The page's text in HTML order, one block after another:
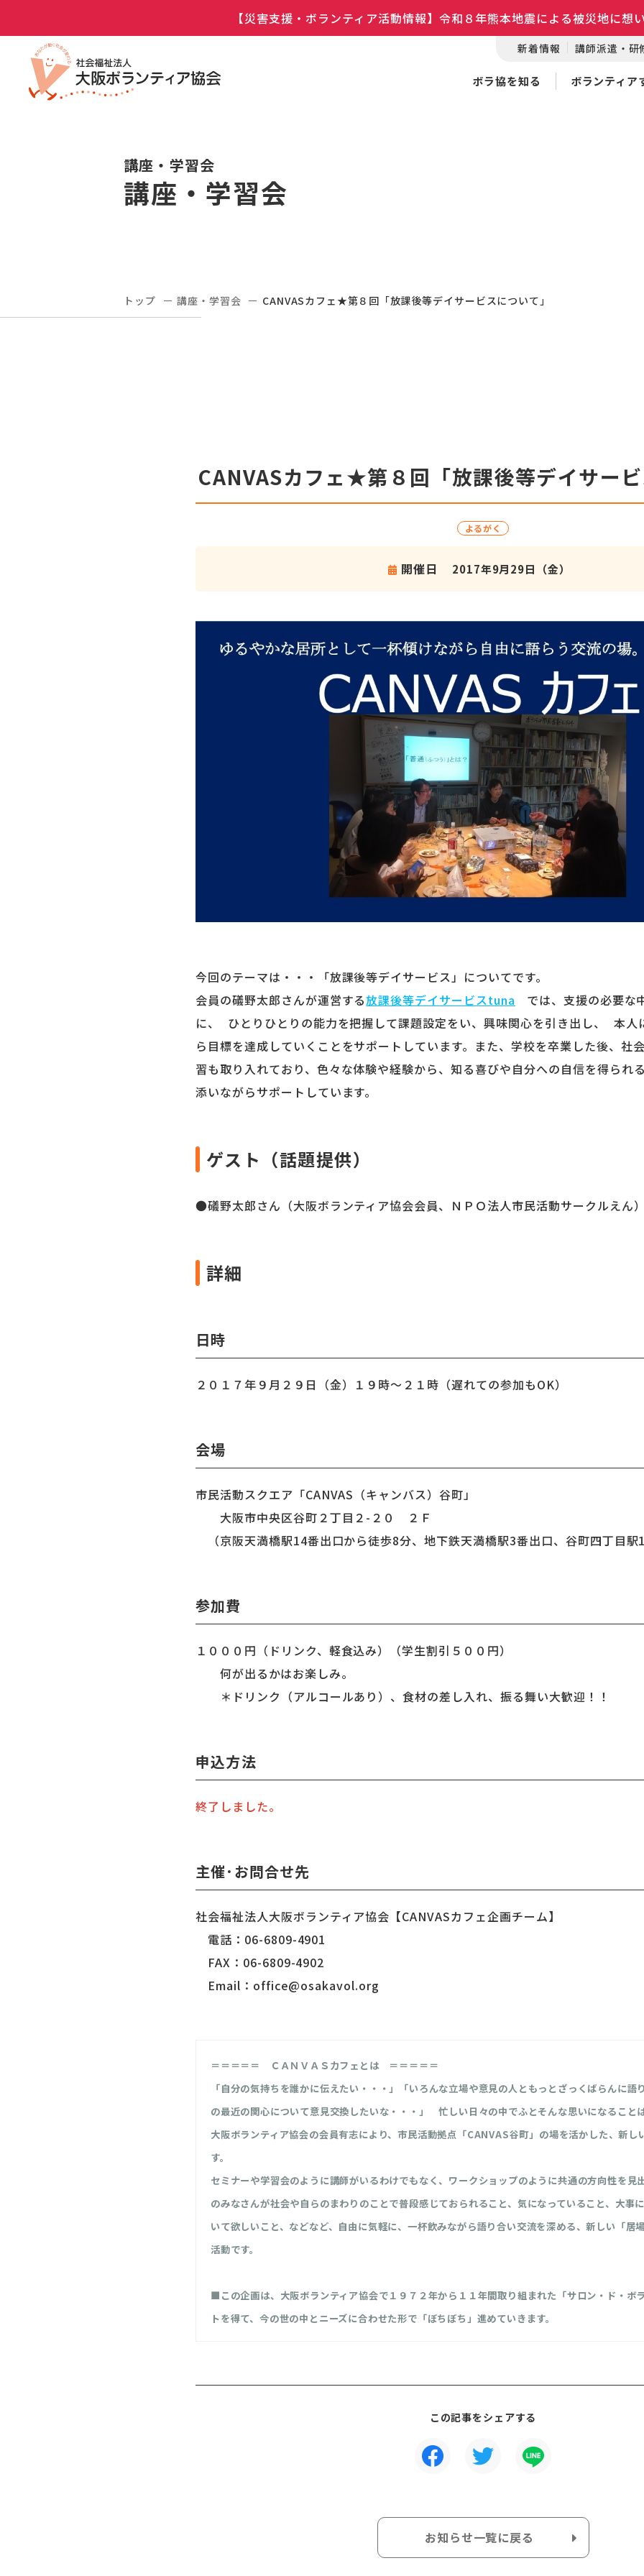
【災害支援・ボランティア活動情報】令和８年熊本地震による被災地に想
新着情報 講師派遣・研
ボラ協を知る ボランティア
講座・学習会
講座・学習会
トップ 講座・学習会 CANVASカフェ★第８回「放課後等デイサービスについて」
CANVASカフェ★第８回「放課後等デイサービ
よるがく
開催日 2017年9月29日（金）
今回のテーマは・・・「放課後等デイサービス」についてです。
会員の礒野太郎さんが運営する放課後等デイサービスtuna では、支援の必要な
に、 ひとりひとりの能力を把握して課題設定をい、興味関心を引き出し、 本人
ら目標を達成していくことをサポートしています。また、学校を卒業した後、社
習も取り入れており、色々な体験や経験から、知る喜びや自分への自信を得られ
添いながらサポートしています。
ゲスト（話題提供）
●礒野太郎さん（大阪ボランティア協会会員、ＮＰＯ法人市民活動サークルえん）
詳細
日時
２０１７年９月２９日（金）１９時〜２１時（遅れての参加もOK）
会場
市民活動スクエア「CANVAS（キャンバス）谷町」
大阪市中央区谷町２丁目２-２０ ２Ｆ
（京阪天満橋駅14番出口から徒歩8分、地下鉄天満橋駅3番出口、谷町四丁目駅1
参加費
１０００円（ドリンク、軽食込み）（学生割引５００円）
何が出るかはお楽しみ。
＊ドリンク（アルコールあり）、食材の差し入れ、振る舞い大歓迎！！
申込方法
終了しました。
主催･お問合せ先
社会福祉法人大阪ボランティア協会【CANVASカフェ企画チーム】
電話：06-6809-4901
FAX：06-6809-4902
Email：office@osakavol.org
＝＝＝＝＝ ＣＡＮＶＡＳカフェとは ＝＝＝＝＝
「自分の気持ちを誰かに伝えたい・・・」「いろんな立場や意見の人ともっとざっくばらんに語
の最近の関心について意見交換したいな・・・」 忙しい日々の中でふとそんな思いになること
大阪ボランティア協会の会員有志により、市民活動拠点「CANVAS谷町」の場を活かした、新し
す。
セミナーや学習会のように講師がいるわけでもなく、ワークショップのように共通の方向性を見
のみなさんが社会や自らのまわりのことで普段感じておられること、気になっていること、大事
いて欲しいこと、などなど、自由に気軽に、一杯飲みながら語り合い交流を深める、新しい「居
活動です。
■この企画は、大阪ボランティア協会で１９７２年から１１年間取り組まれた「サロン・ド・ボ
トを得て、今の世の中とニーズに合わせた形で「ぼちぼち」進めていきます。
この記事をシェアする
お知らせ一覧に戻る